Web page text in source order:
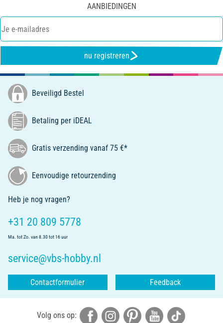
AANBIEDINGEN
nu registreren
Beveiligd Bestel
Betaling per iDEAL
Gratis verzending vanaf 75 €*
Eenvoudige retourzending
Heb je nog vragen?
+31 20 809 5778
Ma. tot Zo. van 8.30 tot 16 uur
service@vbs-hobby.nl
Contactformulier Feedback
Volg ons op: